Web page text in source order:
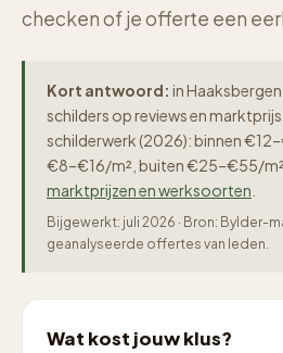
checken of je offerte een
Kort antwoord: in
schilders op reviews en
schilderwerk (2026): binnen
€8–€16/m², buiten €25–€55/
marktprijzen en werksoorten
Bijgewerkt: juli 2026 · Bron: Bylder-
geanalyseerde offertes van leden.
Wat kost jouw klus?